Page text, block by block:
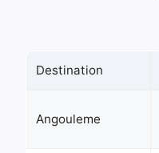
Destination
Angouleme